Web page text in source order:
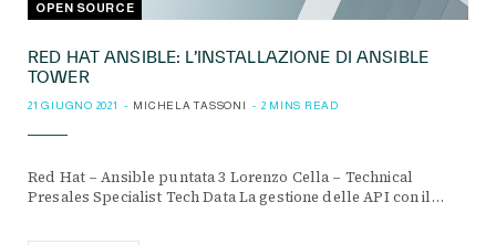
OPEN SOURCE
RED HAT ANSIBLE: L’INSTALLAZIONE DI ANSIBLE
TOWER
21 GIUGNO 2021 MICHELA TASSONI 2 MINS READ
Red Hat – Ansible puntata 3 Lorenzo Cella – Technical
Presales Specialist Tech Data La gestione delle API con il…